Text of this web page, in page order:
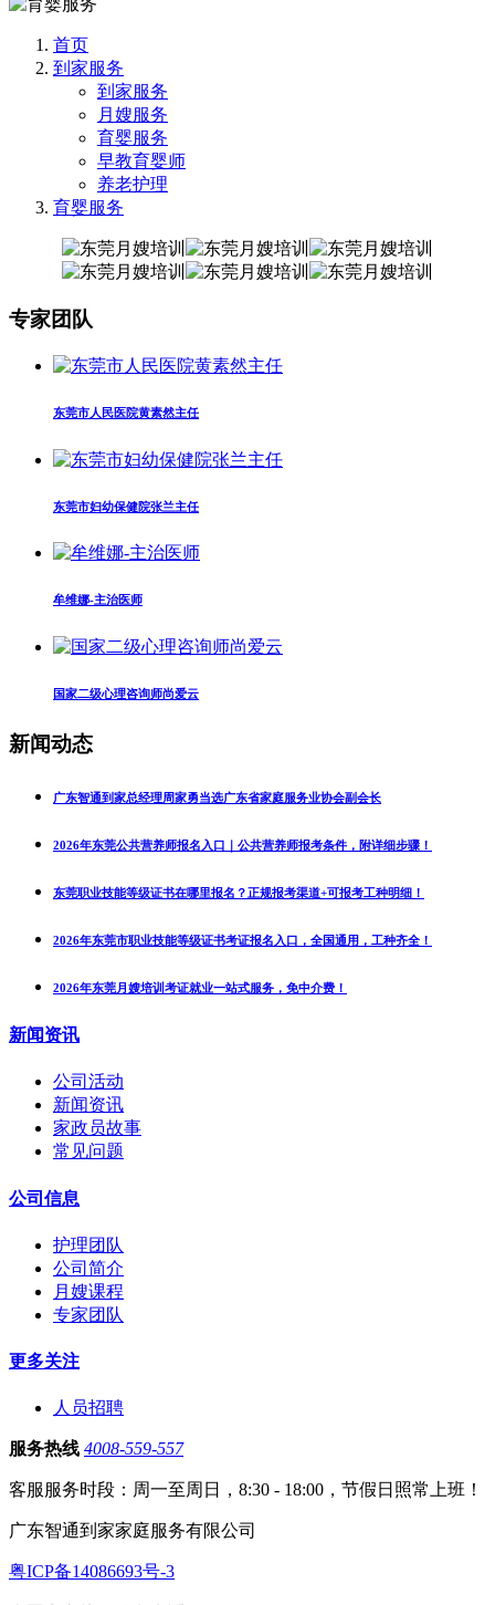
首页
到家服务
到家服务
月嫂服务
育婴服务
早教育婴师
养老护理
育婴服务
专家团队
东莞市人民医院黄素然主任
东莞市妇幼保健院张兰主任
牟维娜-主治医师
国家二级心理咨询师尚爱云
新闻动态
广东智通到家总经理周家勇当选广东省家庭服务业协会副会长
2026年东莞公共营养师报名入口｜公共营养师报考条件，附详细步骤！
东莞职业技能等级证书在哪里报名？正规报考渠道+可报考工种明细！
2026年东莞市职业技能等级证书考证报名入口，全国通用，工种齐全！
2026年东莞月嫂培训考证就业一站式服务，免中介费！
新闻资讯
公司活动
新闻资讯
家政员故事
常见问题
公司信息
护理团队
公司简介
月嫂课程
专家团队
更多关注
人员招聘
服务热线 4008-559-557
客服服务时段：周一至周日，8:30 - 18:00，节假日照常上班！
广东智通到家家庭服务有限公司
粤ICP备14086693号-3